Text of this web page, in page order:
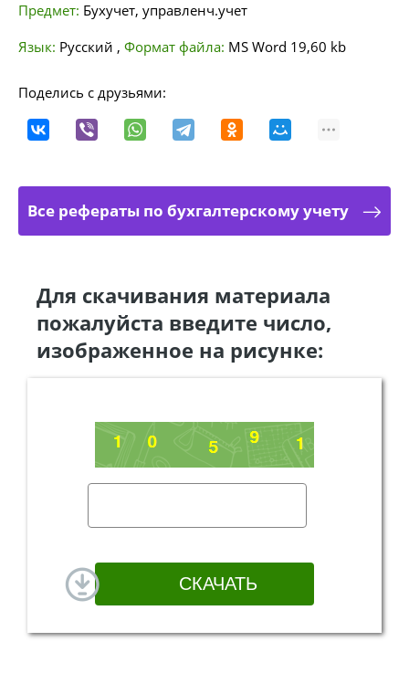
Предмет: Бухучет, управленч.учет
Язык: Русский , Формат файла: MS Word 19,60 kb
Поделись с друзьями:
Все рефераты по бухгалтерскому учету
Для скачивания материала
пожалуйста введите число,
изображенное на рисунке: